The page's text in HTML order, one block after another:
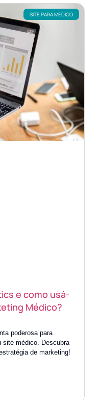
SITE PARA MÉDICO
e como usá-
Médico?
poderosa para
site médico. Descubra
de marketing!